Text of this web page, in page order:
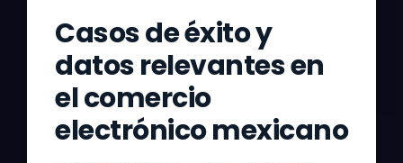
Casos de éxito y
datos relevantes en
el comercio
electrónico mexicano